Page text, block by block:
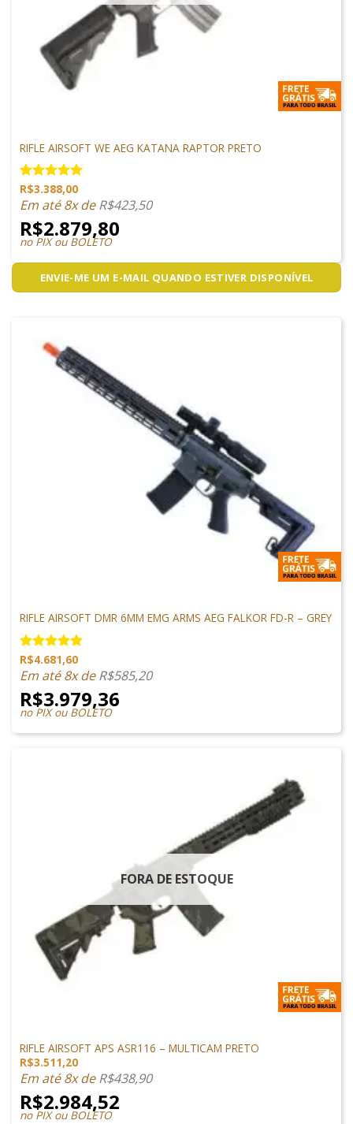
RIFLE AIRSOFT WE AEG KATANA RAPTOR PRETO
Avaliação
5.00 de 5
R$3.388,00
Em até 8x deR$423,50
R$2.879,80
no PIX ou BOLETO
ENVIE-ME UM E-MAIL QUANDO ESTIVER DISPONÍVEL
RIFLE AIRSOFT DMR 6MM EMG ARMS AEG FALKOR FD-R – GREY
Avaliação
5.00 de 5
R$4.681,60
Em até 8x deR$585,20
R$3.979,36
no PIX ou BOLETO
FORA DE ESTOQUE
RIFLE AIRSOFT APS ASR116 – MULTICAM PRETO
R$3.511,20
Em até 8x deR$438,90
R$2.984,52
no PIX ou BOLETO